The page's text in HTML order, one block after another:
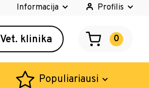
Informacija Profilis
Vet. klinika 0
Populiariausi